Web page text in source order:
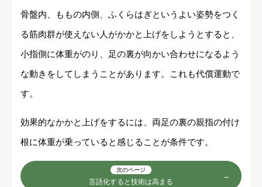
骨盤内、ももの内側、ふくらはぎというよい姿勢をつく
る筋肉群が使えない人がかかと上げをしようとすると、
小指側に体重がのり、足の裏が向かい合わせになるよう
な動きをしてしまうことがあります。これも代償運動で
す。
効果的なかかと上げをするには、両足の裏の親指の付け
根に体重が乗っていると感じることが条件です。
次のページ
言語化すると技術は高まる